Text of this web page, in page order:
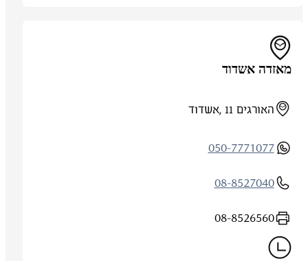
מאזדה אשדוד
האורגים 11 ,אשדוד
050-7771077
08-8527040
08-8526560